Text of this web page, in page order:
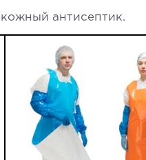
антисептик.